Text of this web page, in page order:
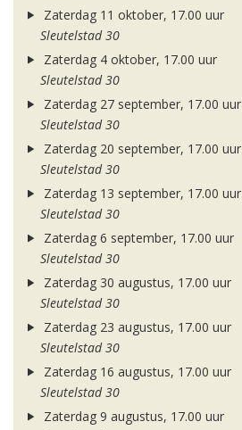
Zaterdag 11 oktober, 17.00 uur
Sleutelstad 30
Zaterdag 4 oktober, 17.00 uur
Sleutelstad 30
Zaterdag 27 september, 17.00 uur
Sleutelstad 30
Zaterdag 20 september, 17.00 uur
Sleutelstad 30
Zaterdag 13 september, 17.00 uur
Sleutelstad 30
Zaterdag 6 september, 17.00 uur
Sleutelstad 30
Zaterdag 30 augustus, 17.00 uur
Sleutelstad 30
Zaterdag 23 augustus, 17.00 uur
Sleutelstad 30
Zaterdag 16 augustus, 17.00 uur
Sleutelstad 30
Zaterdag 9 augustus, 17.00 uur